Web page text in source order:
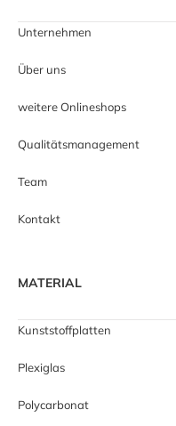
Unternehmen
Über uns
weitere Onlineshops
Qualitätsmanagement
Team
Kontakt
MATERIAL
Kunststoffplatten
Plexiglas
Polycarbonat